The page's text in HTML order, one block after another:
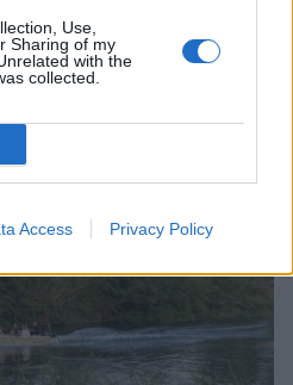
Use,
Sharing of my
with the
collected.
Access Privacy Policy
Καλαμάτας –
(video)